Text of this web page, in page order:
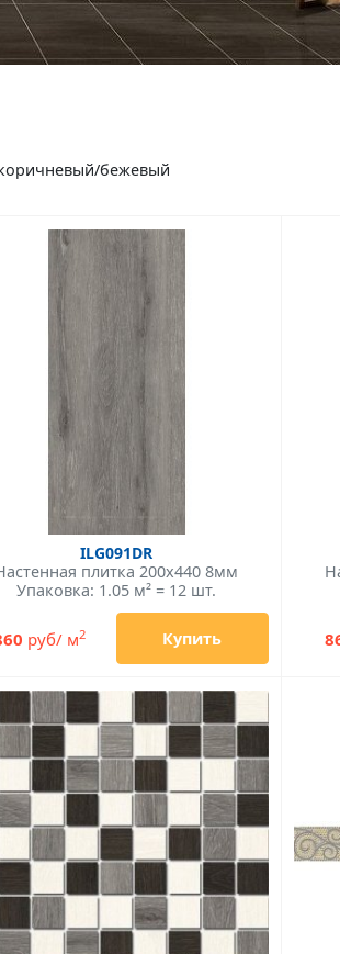
бежевый
ILG091DR
плитка 200x440 8мм
Упаковка: 1.05 м² = 12 шт.
руб/ м2 Купить